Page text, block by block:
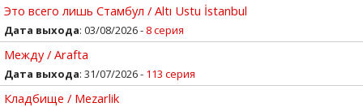
Это всего лишь Стамбул / Altı Ustu İstanbul
Дата выхода: 03/08/2026 - 8 серия
Между / Arafta
Дата выхода: 31/07/2026 - 113 серия
Кладбище / Mezarlik